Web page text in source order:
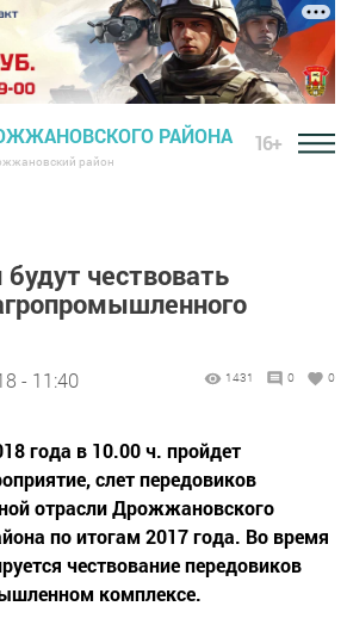
РАЙОНА
район
16+
чествовать
- 11:40 1431 0 0
года в 10.00 ч. пройдет
слет передовиков
отрасли Дрожжановского
по итогам 2017 года. Во время
чествование передовиков
комплексе.